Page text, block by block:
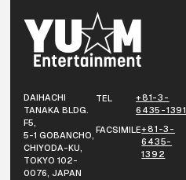
DAIHACHI
TANAKA BLDG.
F5,
5-1 GOBANCHO,
CHIYODA-KU,
TOKYO 102-
0076, JAPAN
TEL
+81-3-
6435-1391
FACSIMILE+81-3-
6435-
1392